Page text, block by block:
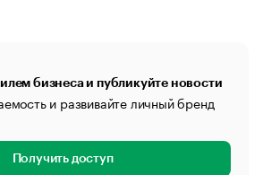
бизнеса и публикуйте новости
и развивайте личный бренд
Получить доступ